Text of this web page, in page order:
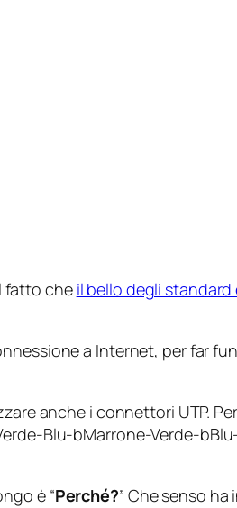
fatto che il bello degli
a Internet, per far
anche i connettori UTP.
Blu-bMarrone-Verde-
è “Perché?” Che senso